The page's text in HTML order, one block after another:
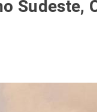
Sudeste,